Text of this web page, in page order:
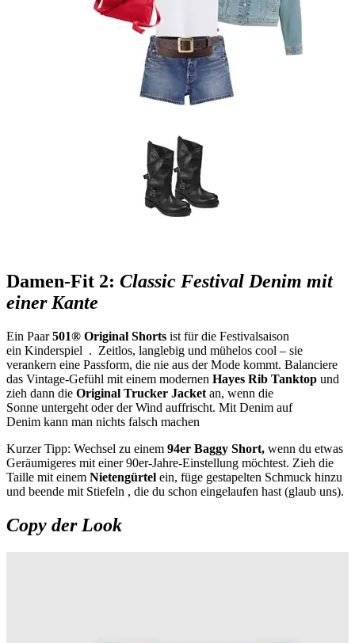
Damen-Fit 2: Classic Festival Denim mit
einer Kante
Ein Paar501® Original Shorts ist für die Festivalsaison
ein Kinderspiel . Zeitlos, langlebig und mühelos cool – sie
verankern eine Passform, die nie aus der Mode kommt. Balanciere
das Vintage-Gefühl mit einem modernen Hayes Rib Tanktop und
zieh dann die Original Trucker Jacket an, wenn die
Sonne untergeht oder der Wind auffrischt. Mit Denim auf
Denim kann man nichts falsch machen
Kurzer Tipp: Wechsel zu einem 94er Baggy Short, wenn du etwas
Geräumigeres mit einer 90er-Jahre-Einstellung möchtest. Zieh die
Taille mit einem Nietengürtel ein, füge gestapelten Schmuck hinzu
und beende mit Stiefeln , die du schon eingelaufen hast (glaub uns).
Copy der Look